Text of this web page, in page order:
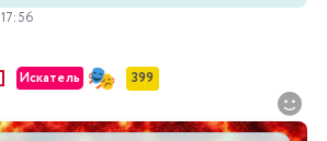
Искатель 399